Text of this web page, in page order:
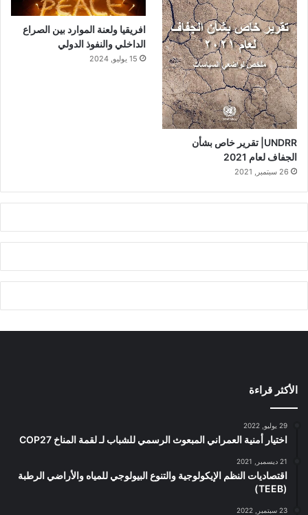
UNDRR| تقرير خاص بشأن
الجفاف لعام 2021
26 سبتمبر, 2021
افريقيا ولعنة الموارد بين الصراع
الداخلي والنفوذ الدولي
15 يوليو, 2024
الأكثر قراءة
29 يوليو, 2022
اختيار أمنية العمراني المبعوث الرسمي للشباب لـ لقمة المناخ COP27
21 ديسمبر, 2021
اقتصاديات النظم الإيكولوجية والتنوع البيولوجي للمياه والأراضي الرطبة
(TEEB)
23 سبتمبر, 2022